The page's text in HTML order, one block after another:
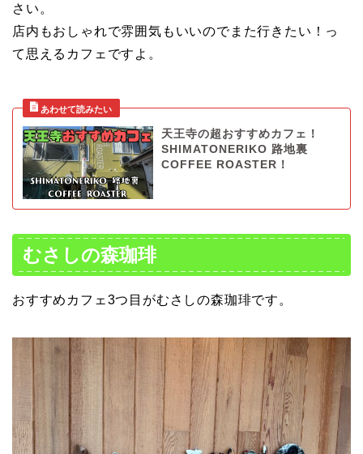
さい。
店内もおしゃれで雰囲気もいいのでまた行きたい！っ
て思えるカフェですよ。
天王寺の超おすすめカフェ！
SHIMATONERIKO 路地裏
COFFEE ROASTER！
むさしの森珈琲
おすすめカフェ3つ目がむさしの森珈琲です。